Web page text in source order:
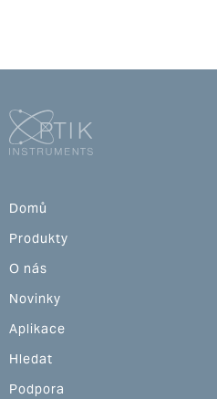
Domů
Produkty
O nás
Novinky
Aplikace
Hledat
Podpora